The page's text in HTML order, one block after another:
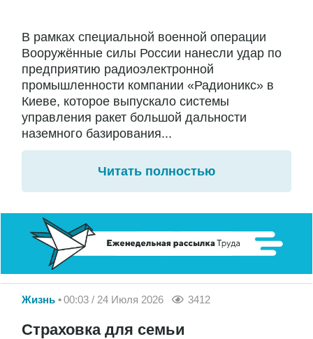
В рамках специальной военной операции
Вооружённые силы России нанесли удар по
предприятию радиоэлектронной
промышленности компании «Радионикс» в
Киеве, которое выпускало системы
управления ракет большой дальности
наземного базирования...
Читать полностью
Жизнь 00:03 / 24 Июля 2026 3412
Страховка для семьи